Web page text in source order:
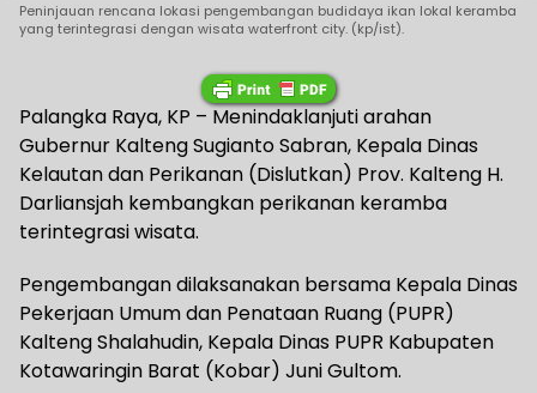
Peninjauan rencana lokasi pengembangan budidaya ikan lokal keramba
yang terintegrasi dengan wisata waterfront city. (kp/ist).
Palangka Raya, KP – Menindaklanjuti arahan
Gubernur Kalteng Sugianto Sabran, Kepala Dinas
Kelautan dan Perikanan (Dislutkan) Prov. Kalteng H.
Darliansjah kembangkan perikanan keramba
terintegrasi wisata.
Pengembangan dilaksanakan bersama Kepala Dinas
Pekerjaan Umum dan Penataan Ruang (PUPR)
Kalteng Shalahudin, Kepala Dinas PUPR Kabupaten
Kotawaringin Barat (Kobar) Juni Gultom.